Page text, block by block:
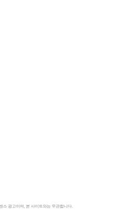
스 광고이며, 본 사이트와는 무관합니다.